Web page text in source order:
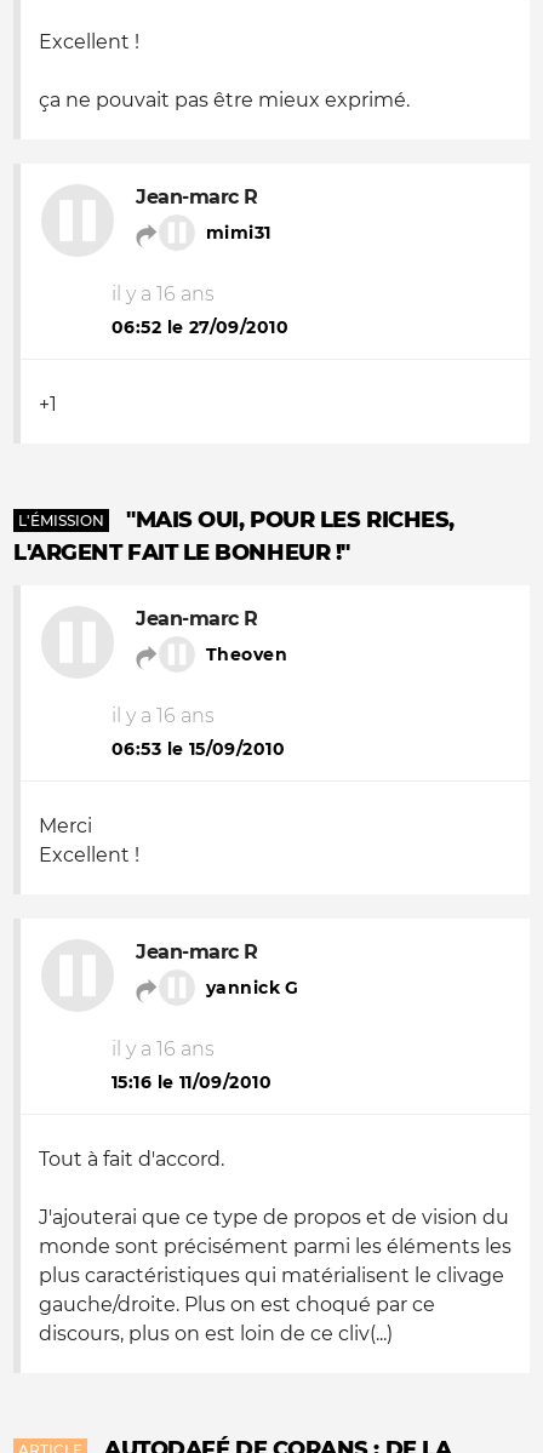
Excellent !
ça ne pouvait pas être mieux exprimé.
Jean-marc R
mimi31
il y a 16 ans
06:52 le 27/09/2010
+1
L'ÉMISSION
"MAIS OUI, POUR LES RICHES,
L'ARGENT FAIT LE BONHEUR !"
Jean-marc R
Theoven
il y a 16 ans
06:53 le 15/09/2010
Merci
Excellent !
Jean-marc R
yannick G
il y a 16 ans
15:16 le 11/09/2010
Tout à fait d'accord.
J'ajouterai que ce type de propos et de vision du
monde sont précisément parmi les éléments les
plus caractéristiques qui matérialisent le clivage
gauche/droite. Plus on est choqué par ce
discours, plus on est loin de ce cliv(...)